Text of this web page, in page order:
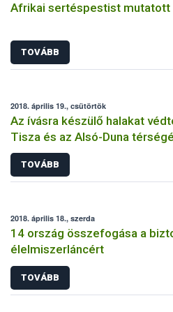
Afrikai sertéspestist mutatott
TOVÁBB
2018. április 19., csütörtök
Az ívásra készülő halakat
Tisza és az Alsó-Duna
TOVÁBB
2018. április 18., szerda
14 ország összefogása a
élelmiszerláncért
TOVÁBB